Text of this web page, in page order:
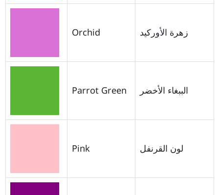
Orchid زهرة الأوركيد
Parrot Green الببغاء الأخضر
Pink لون القرنفل